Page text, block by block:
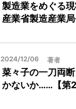
製造業をめぐる
産業省製造産業
2024/12/06 著者
菜々子の一刀両
かないか……【第